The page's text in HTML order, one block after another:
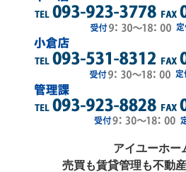
アイユーホー
売買も賃貸管理も不動